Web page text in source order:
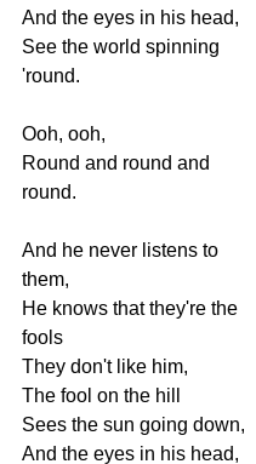
And the eyes in his head,
See the world spinning
'round.
Ooh, ooh,
Round and round and
round.
And he never listens to
them,
He knows that they're the
fools
They don't like him,
The fool on the hill
Sees the sun going down,
And the eyes in his head,